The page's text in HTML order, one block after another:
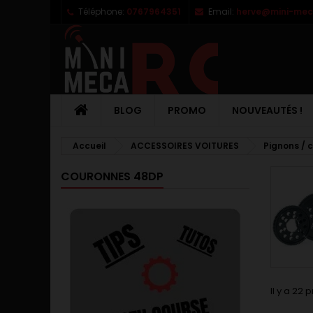
Téléphone: 0767964351 Email: herve@mini-
BLOG PROMO NOUVEAUTÉS !
Accueil ACCESSOIRES VOITURES Pignons /
COURONNES 48DP
Il y a 22